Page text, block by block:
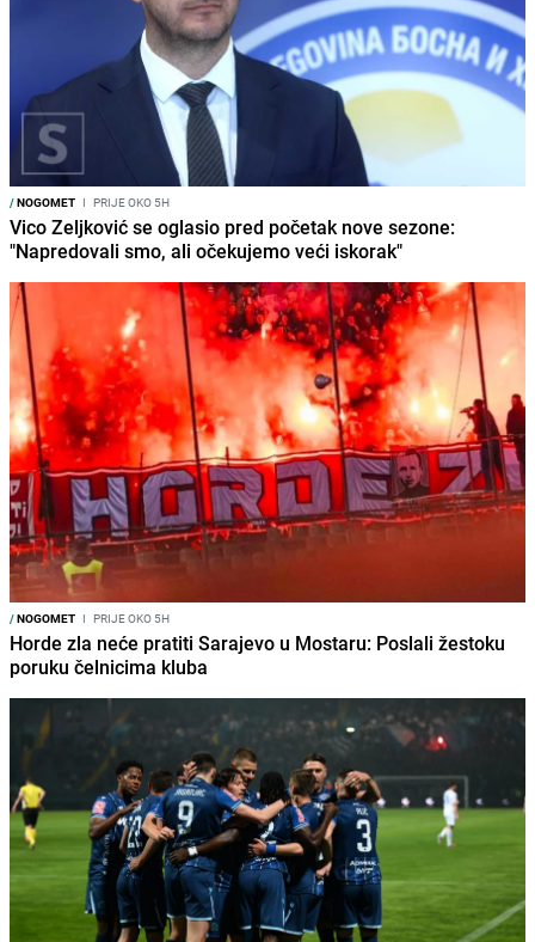
/NOGOMET I PRIJE OKO 5H
Vico Zeljković se oglasio pred početak nove sezone:
"Napredovali smo, ali očekujemo veći iskorak"
/NOGOMET I PRIJE OKO 5H
Horde zla neće pratiti Sarajevo u Mostaru: Poslali žestoku
poruku čelnicima kluba